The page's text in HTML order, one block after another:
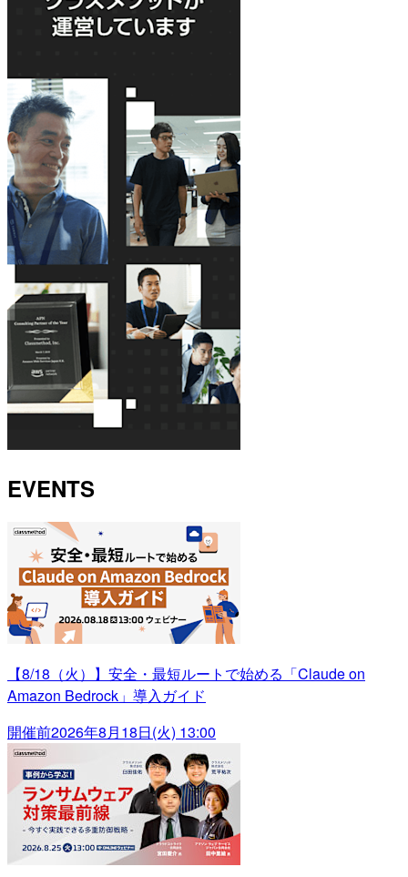
EVENTS
【8/18（火）】安全・最短ルートで始める「Claude on
Amazon Bedrock」導入ガイド
開催前2026年8月18日(火) 13:00